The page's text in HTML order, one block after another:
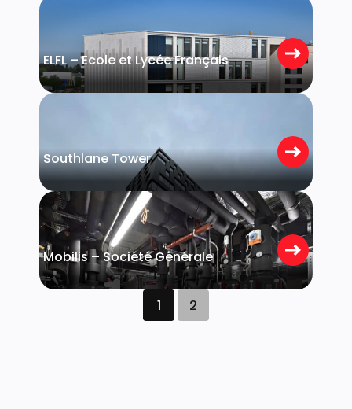
Luxembourg
ELFL – Ecole et Lycée Français
Southlane Tower
Leudelange
Mobilis – Société Générale
1 2